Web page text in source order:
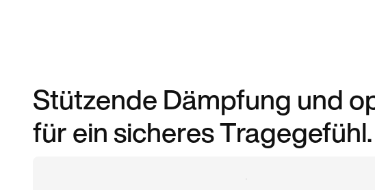
Stützende Dämpfung und
für ein sicheres Tragegefühl.